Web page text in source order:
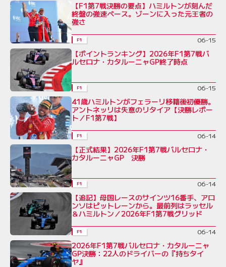
【F1第7戦決勝の要点】ハミルトンが刻んだ
終盤の強速ペース。ゾーンに入った元王者の
強さ
F1 06-15
【ポイントランキング】2026年F1第7戦バ
ルセロナ・カタルーニャGP終了時点
F1 06-15
41歳ハミルトンがフェラーリ移籍後初優勝。
アントネッリは失意のリタイア【決勝レポー
ト／F1第7戦】
F1 06-14
【正式結果】2026年F1第7戦バルセロナ・
カタルーニャGP 決勝
F1 06-14
【追記】母国レースのサインツ16番手、アロ
ンソはピットレーンから。最前列はラッセル
＆ハミルトン／2026年F1第7戦グリッド
F1 06-14
2026年F1第7戦バルセロナ・カタルーニャ
GP決勝：22人のドライバーの『持ちタイ
ヤ』